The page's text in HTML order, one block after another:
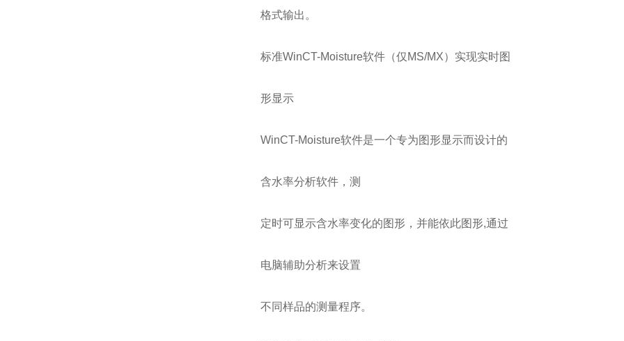
格式输出。
标准WinCT-Moisture软件（仅MS/MX）实现实时图
形显示
WinCT-Moisture软件是一个专为图形显示而设计的
含水率分析软件，测
定时可显示含水率变化的图形，并能依此图形,通过
电脑辅助分析来设置
不同样品的测量程序。